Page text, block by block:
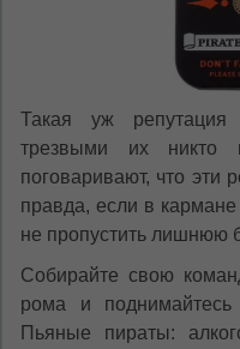
Такая уж
трезвыми их никто
поговаривают, что эти
правда, если в
не пропустить лишнюю
Собирайте свою
рома и
Пьяные пираты: